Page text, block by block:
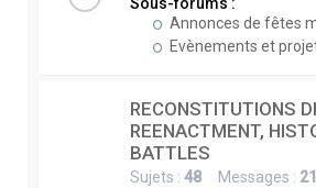
Annonces de fêtes
Evènements et
RECONSTITUTIONS
REENACTMENT,
BATTLES
Sujets : 48 Messages :